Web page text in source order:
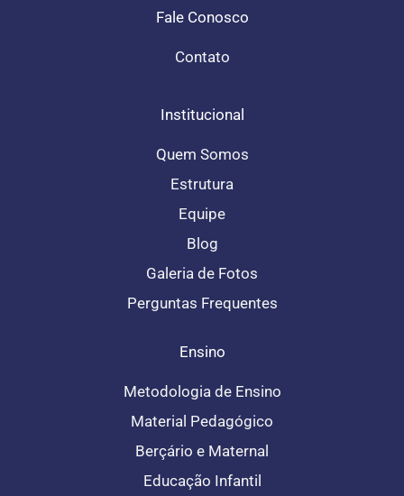
g
r
a
m
o
o
-
Fale Conosco
Contato
Institucional
Quem Somos
Estrutura
Equipe
Blog
Galeria de Fotos
Perguntas Frequentes
Ensino
Metodologia de Ensino
Material Pedagógico
Berçário e Maternal
Educação Infantil